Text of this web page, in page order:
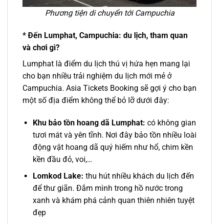
Phương tiện di chuyển tới Campuchia
* Đến Lumphat, Campuchia: du lịch, tham quan
và chơi gì?
Lumphat là điểm du lịch thú vị hứa hẹn mang lại
cho bạn nhiều trải nghiệm du lịch mới mẻ ở
Campuchia. Asia Tickets Booking sẽ gợi ý cho bạn
một số địa điểm không thể bỏ lỡ dưới đây:
Khu bảo tồn hoang dã Lumphat: có không gian
tươi mát và yên tĩnh. Nơi đây bảo tồn nhiều loài
động vật hoang dã quý hiếm như hổ, chim kền
kền đầu đỏ, voi,…
Lomkod Lake: thu hút nhiều khách du lịch đến
để thư giãn. Đắm mình trong hồ nước trong
xanh và khám phá cảnh quan thiên nhiên tuyệt
đẹp